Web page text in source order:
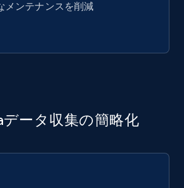
メンテナンスを削減
データ収集の簡略化